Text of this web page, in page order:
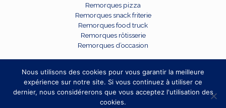
Remorques pizza
Remorques snack friterie
Remorques food truck
Remorques rôtisserie
Remorques d’occasion
Nous utilisons des cookies pour vous garantir la meilleure
expérience sur notre site. Si vous continuez à utiliser ce
dernier, nous considérerons que vous acceptez l'utilisation des
cookies.